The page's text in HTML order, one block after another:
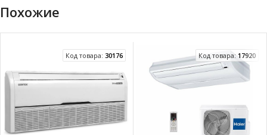
Похожие
Код товара: 30176 Код товара: 17920